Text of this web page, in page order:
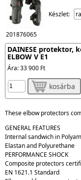
201876065
Készlet:
DAINESE protektor,
ELBOW V E1
Ára:33 900 Ft
kosárba
These elbow protectors
GENERAL FEATURES
Internal sandwich in
Elastan and Polyurethane
PERFORMANCE SHOCK
Composite protectors
EN 1621.1 Standard